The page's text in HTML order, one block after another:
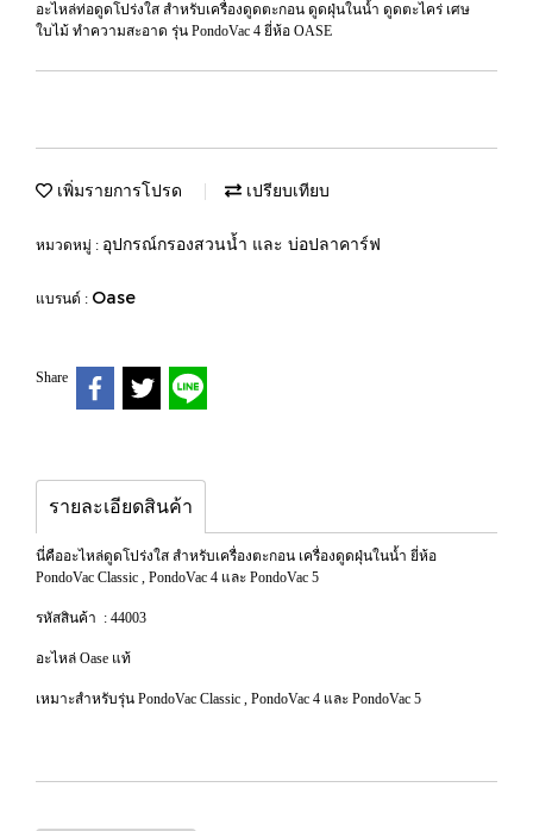
อะไหล่ท่อดูดโปร่งใส สำหรับเครื่องดูดตะกอน ดูดฝุ่นในน้ำ ดูดตะไคร่ เศษ
ใบไม้ ทำความสะอาด รุ่น PondoVac 4 ยี่ห้อ OASE
เพิ่มรายการโปรด เปรียบเทียบ
หมวดหมู่ : อุปกรณ์กรองสวนน้ำ และ บ่อปลาคาร์ฟ
แบรนด์ : Oase
Share
รายละเอียดสินค้า
นี่คืออะไหล่ดูดโปร่งใส สำหรับเครื่องตะกอน เครื่องดูดฝุ่นในน้ำ ยี่ห้อ
PondoVac Classic , PondoVac 4 และ PondoVac 5
รหัสสินค้า : 44003
อะไหล่ Oase แท้
เหมาะสำหรับรุ่น PondoVac Classic , PondoVac 4 และ PondoVac 5